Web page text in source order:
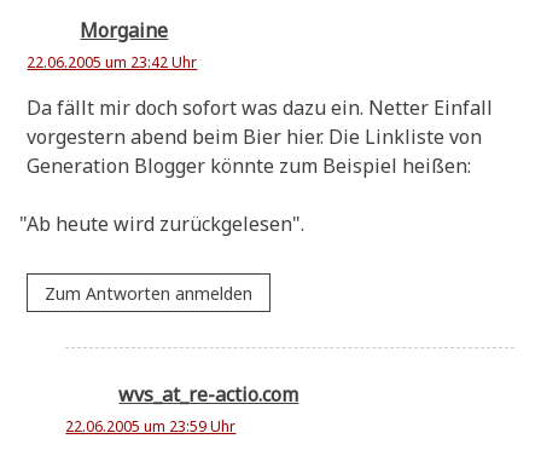
Morgaine
22.06.2005 um 23:42 Uhr
Da fällt mir doch sofort was dazu ein. Net­ter Ein­fall
vor­ge­stern abend beim Bier hier. Die Link­li­ste von
Gene­ra­ti­on Blog­ger könn­te zum Bei­spiel heißen:
"Ab heu­te wird zurückgelesen".
Zum Antworten anmelden
wvs_at_re-actio.com
22.06.2005 um 23:59 Uhr